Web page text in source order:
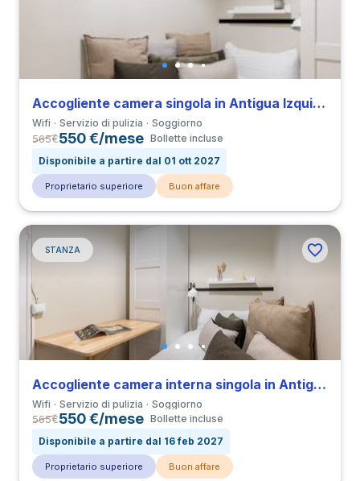
Accogliente camera singola in Antigua Izquierda de Eixample vicino a all’Università UPF
Wifi Servizio di pulizia Soggiorno
565€550 €/mese Bollette incluse
Disponibile a partire dal 01 ott 2027
Proprietario superiore Buon affare
STANZA
Accogliente camera interna singola in Antigua Izquierda de Eixample vicino a all’Università UPF
Wifi Servizio di pulizia Soggiorno
565€550 €/mese Bollette incluse
Disponibile a partire dal 16 feb 2027
Proprietario superiore Buon affare